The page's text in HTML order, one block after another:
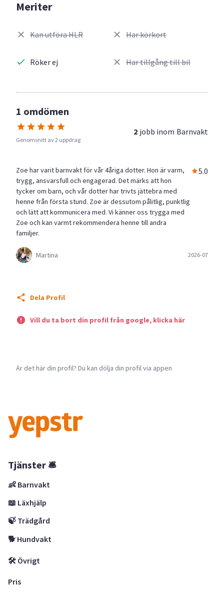
Meriter
Kan utföra HLR
Röker ej
Har körkort
Har tillgång till bil
1 omdömen
Genomsnitt av 2 uppdrag
2 jobb inom Barnvakt
Zoe har varit barnvakt för vår 4åriga dotter. Hon är varm,
trygg, ansvarsfull och engagerad. Det märks att hon
tycker om barn, och vår dotter har trivts jättebra med
henne från första stund. Zoe är dessutom pålitlig, punktlig
och lätt att kommunicera med. Vi känner oss trygga med
Zoe och kan varmt rekommendera henne till andra
familjer.
5.0
Martina 2026-07
Dela Profil
Vill du ta bort din profil från google, klicka här
Är det här din profil? Du kan dölja din profil via appen
Tjänster 🛎
👶 Barnvakt
📖 Läxhjälp
🍃 Trädgård
🐕 Hundvakt
🛠 Övrigt
Pris